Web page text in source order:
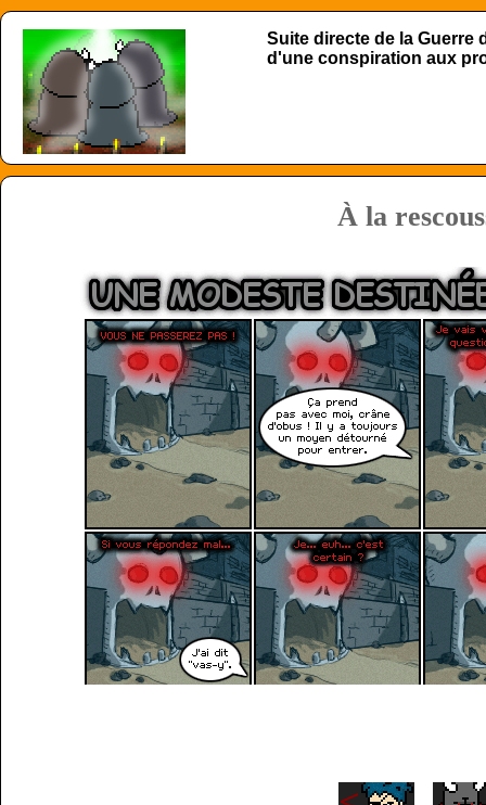
Suite directe de la Guerre
d'une conspiration aux
À la